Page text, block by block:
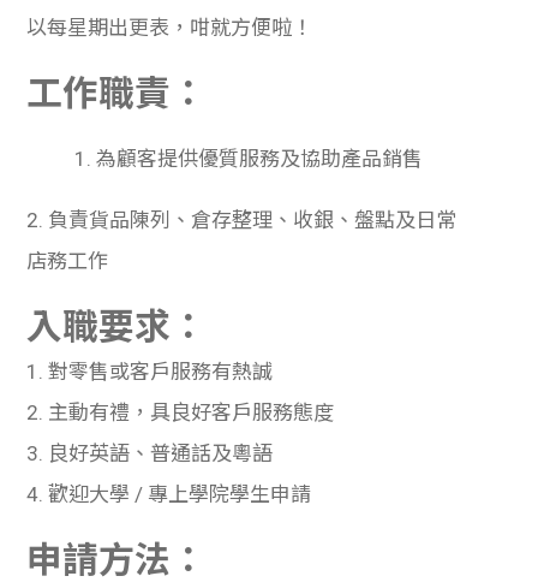
以每星期出更表，咁就方便啦！
工作職責：
1. 為顧客提供優質服務及協助產品銷售
2. 負責貨品陳列、倉存整理、收銀、盤點及日常
店務工作
入職要求：
1.對零售或客戶服務有熱誠
2. 主動有禮，具良好客戶服務態度
3. 良好英語、普通話及粵語
4.歡迎大學 / 專上學院學生申請
申請方法：